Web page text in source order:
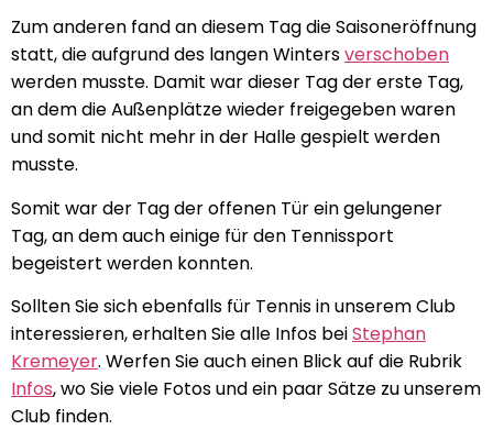
Zum anderen fand an diesem Tag die Saisoneröffnung
statt, die aufgrund des langen Wintersverschoben
werden musste. Damit war dieser Tag der erste Tag,
an dem die Außenplätze wieder freigegeben waren
und somit nicht mehr in der Halle gespielt werden
musste.
Somit war der Tag der offenen Tür ein gelungener
Tag, an dem auch einige für den Tennissport
begeistert werden konnten.
Sollten Sie sich ebenfalls für Tennis in unserem Club
interessieren, erhalten Sie alle Infos beiStephan
Kremeyer. Werfen Sie auch einen Blick auf die Rubrik
Infos, wo Sie viele Fotos und ein paar Sätze zu unserem
Club finden.